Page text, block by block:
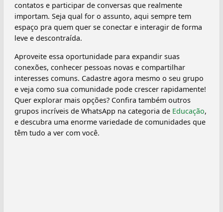
contatos e participar de conversas que realmente
importam. Seja qual for o assunto, aqui sempre tem
espaço pra quem quer se conectar e interagir de forma
leve e descontraída.
Aproveite essa oportunidade para expandir suas
conexões, conhecer pessoas novas e compartilhar
interesses comuns. Cadastre agora mesmo o seu grupo
e veja como sua comunidade pode crescer rapidamente!
Quer explorar mais opções? Confira também outros
grupos incríveis de WhatsApp na categoria de Educação,
e descubra uma enorme variedade de comunidades que
têm tudo a ver com você.